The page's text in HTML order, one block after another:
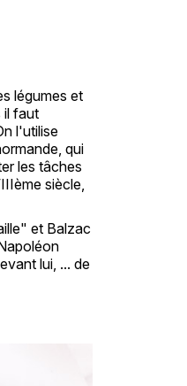
légumes et
il faut
l'utilise
qui
les tâches
siècle,
et Balzac
lui, ... de